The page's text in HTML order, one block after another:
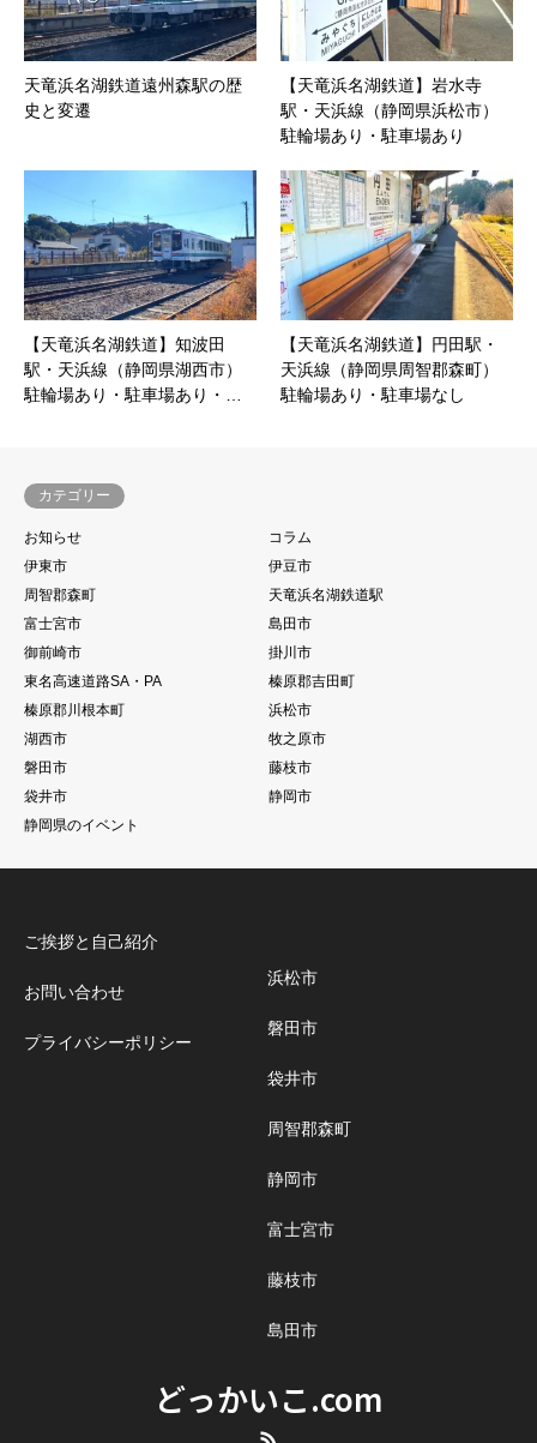
天竜浜名湖鉄道遠州森駅の歴
史と変遷
【天竜浜名湖鉄道】岩水寺
駅・天浜線（静岡県浜松市）
駐輪場あり・駐車場あり
【天竜浜名湖鉄道】知波田
駅・天浜線（静岡県湖西市）
駐輪場あり・駐車場あり・…
【天竜浜名湖鉄道】円田駅・
天浜線（静岡県周智郡森町）
駐輪場あり・駐車場なし
カテゴリー
お知らせ
コラム
伊東市
伊豆市
周智郡森町
天竜浜名湖鉄道駅
富士宮市
島田市
御前崎市
掛川市
東名高速道路SA・PA
榛原郡吉田町
榛原郡川根本町
浜松市
湖西市
牧之原市
磐田市
藤枝市
袋井市
静岡市
静岡県のイベント
ご挨拶と自己紹介
お問い合わせ
プライバシーポリシー
浜松市
磐田市
袋井市
周智郡森町
静岡市
富士宮市
藤枝市
島田市
どっかいこ.com